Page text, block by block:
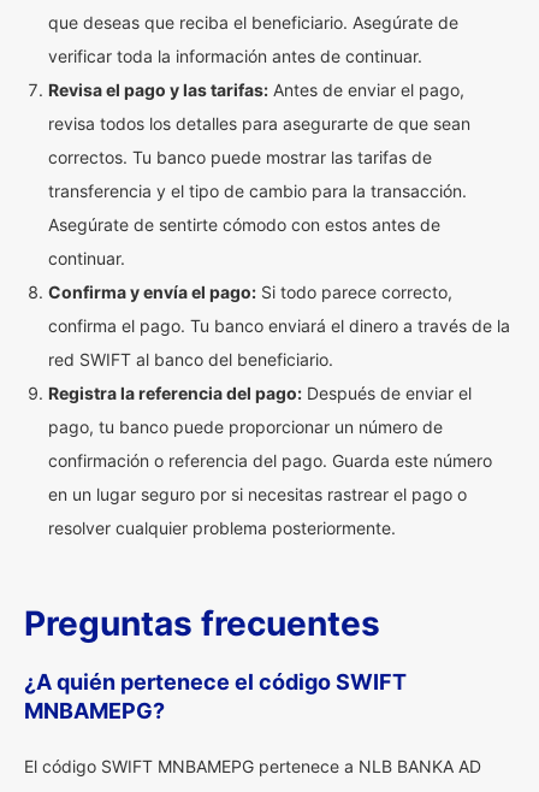
que deseas que reciba el beneficiario. Asegúrate de
verificar toda la información antes de continuar.
Revisa el pago y las tarifas: Antes de enviar el pago,
revisa todos los detalles para asegurarte de que sean
correctos. Tu banco puede mostrar las tarifas de
transferencia y el tipo de cambio para la transacción.
Asegúrate de sentirte cómodo con estos antes de
continuar.
Confirma y envía el pago: Si todo parece correcto,
confirma el pago. Tu banco enviará el dinero a través de la
red SWIFT al banco del beneficiario.
Registra la referencia del pago: Después de enviar el
pago, tu banco puede proporcionar un número de
confirmación o referencia del pago. Guarda este número
en un lugar seguro por si necesitas rastrear el pago o
resolver cualquier problema posteriormente.
Preguntas frecuentes
¿A quién pertenece el código SWIFT
MNBAMEPG?
El código SWIFT MNBAMEPG pertenece a NLB BANKA AD